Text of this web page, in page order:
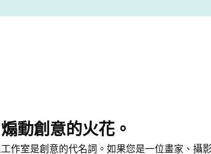
煽動創意的火花。
工作室是創意的代名詞。如果您是一位畫家、攝